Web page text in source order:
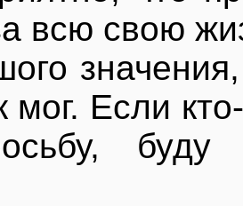
всю свою
мог. Если
буду